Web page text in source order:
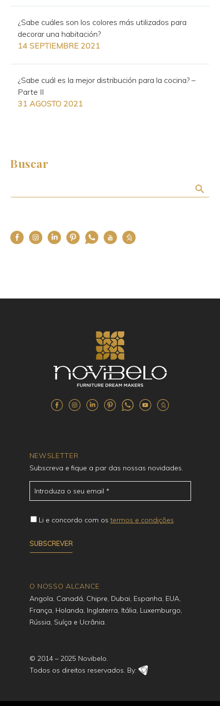
¿Sabe cuáles son los colores más utilizados para
decorar una habitación?
14 SEPTIEMBRE 2021
¿Sabe cuál es la mejor distribución para la cocina? –
Parte II
31 AGOSTO 2021
Buscar
NEWSLETTER
Subscreva e fique a par das nossas novidades.
Li e concordo com ostermos e condições
O NOSSO ALCANCE
Angola, Canadá, Chipre, Dubai, Espanha, EUA,
França, Holanda, Inglaterra, Itália, Luxemburgo,
Rússia, Suíça e Ucrânia.
© 2014 – 2025 Novibelo.
Todos os direitos reservados. By: